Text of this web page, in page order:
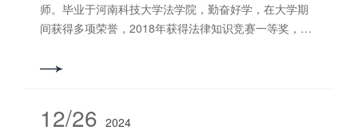
师。毕业于河南科技大学法学院，勤奋好学，在大学期
间获得多项荣誉，2018年获得法律知识竞赛一等奖，
洛龙区人民法院、洛阳市中级人民法院、洛阳市人民检
能力是办好案子的根本，办理过各类案件，能够最大限
12/26 2024